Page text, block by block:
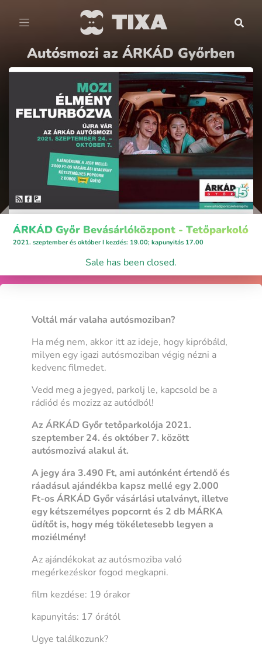
Autósmozi az ÁRKÁD Győrben
ÁRKÁD Győr Bevásárlóközpont - Tetőparkoló
2021. szeptember és október I kezdés: 19.00; kapunyitás 17.00
Sale has been closed.
Voltál már valaha autósmoziban?
Ha még nem, akkor itt az ideje, hogy kipróbáld,
milyen egy igazi autósmoziban végig nézni a
kedvenc filmedet.
Vedd meg a jegyed, parkolj le, kapcsold be a
rádiód és mozizz az autódból!
Az ÁRKÁD Győr tetőparkolója 2021.
szeptember 24. és október 7. között
autósmozivá alakul át.
A jegy ára 3.490 Ft, ami autónként értendő és
ráadásul ajándékba kapsz mellé egy 2.000
Ft-os ÁRKÁD Győr vásárlási utalványt, illetve
egy kétszemélyes popcornt és 2 db MÁRKA
üdítőt is, hogy még tökéletesebb legyen a
moziélmény!
Az ajándékokat az autósmoziba való
megérkezéskor fogod megkapni.
film kezdése: 19 órakor
kapunyitás: 17 órától
Ugye találkozunk?